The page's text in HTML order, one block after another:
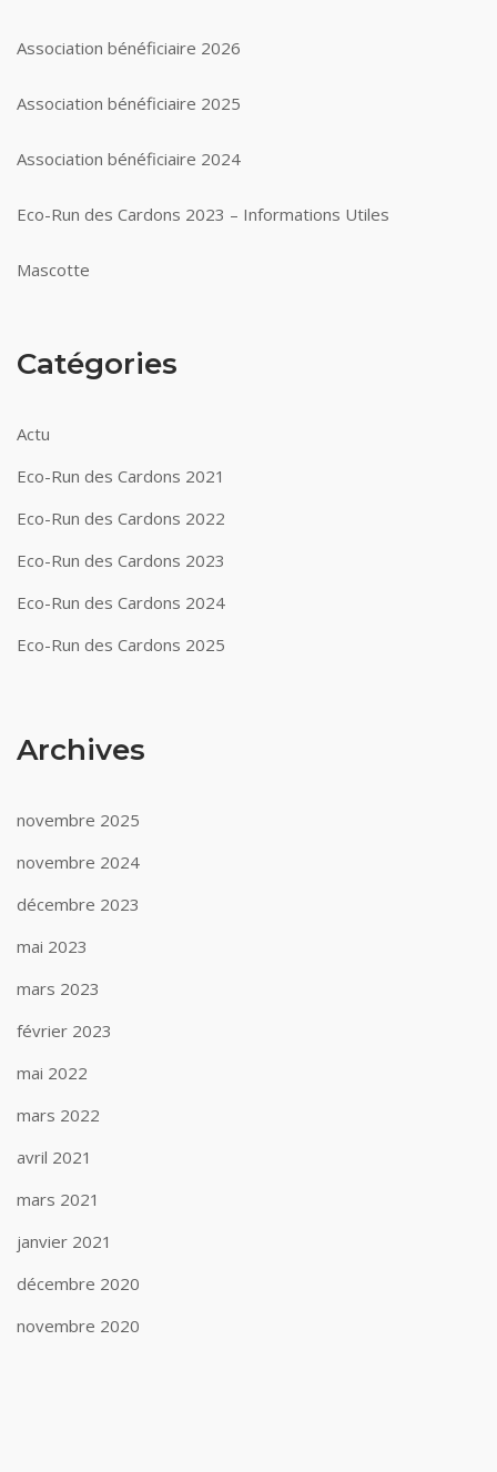
Association bénéficiaire 2026
Association bénéficiaire 2025
Association bénéficiaire 2024
Eco-Run des Cardons 2023 – Informations Utiles
Mascotte
Catégories
Actu
Eco-Run des Cardons 2021
Eco-Run des Cardons 2022
Eco-Run des Cardons 2023
Eco-Run des Cardons 2024
Eco-Run des Cardons 2025
Archives
novembre 2025
novembre 2024
décembre 2023
mai 2023
mars 2023
février 2023
mai 2022
mars 2022
avril 2021
mars 2021
janvier 2021
décembre 2020
novembre 2020